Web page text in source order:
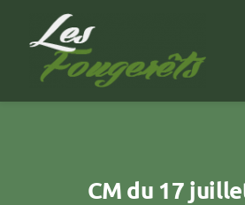
contenu
Vie municipaleCM du 17